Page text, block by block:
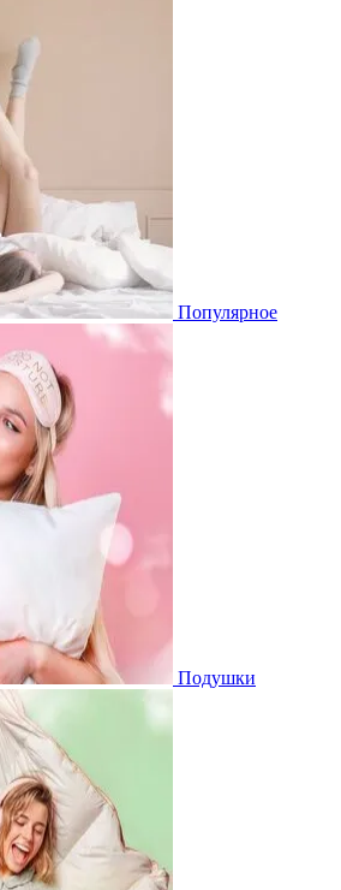
Популярное
Подушки